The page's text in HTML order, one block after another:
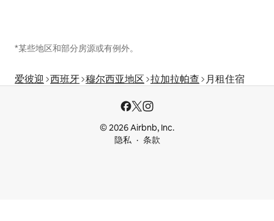
*某些地区和部分房源或有例外。
爱彼迎 西班牙 穆尔西亚地区 拉加拉帕查 月租住宿
© 2026 Airbnb, Inc.
隐私
条款